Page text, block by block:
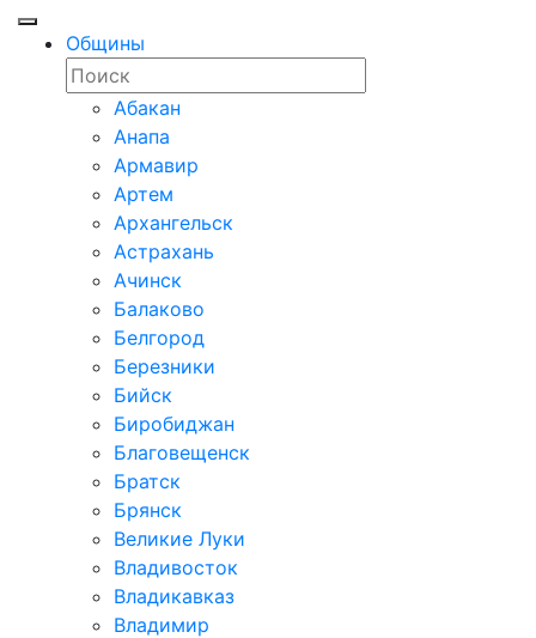
Общины
Абакан
Анапа
Армавир
Артем
Архангельск
Астрахань
Ачинск
Балаково
Белгород
Березники
Бийск
Биробиджан
Благовещенск
Братск
Брянск
Великие Луки
Владивосток
Владикавказ
Владимир